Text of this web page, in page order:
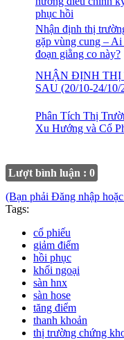
phục hồi
Nhận định thị
gặp vùng cung –
đoạn giằng co này?
NHẬN ĐỊNH THỊ
SAU (20/10-24/10/
Phân Tích Thị
Xu Hướng và Cổ
Lượt bình luận : 0
(Bạn phải Đăng nhập
Tags:
cổ phiếu
giảm điểm
hồi phục
khối ngoại
sàn hnx
sàn hose
tăng điểm
thanh khoản
thị trường chứng